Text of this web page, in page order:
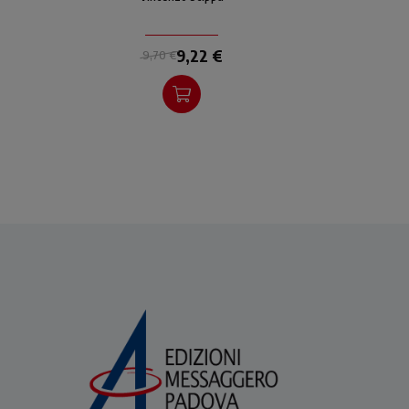
concentrando la riflessione
sui tre momenti principali
della lectio divina.
9,70 €9,22 €